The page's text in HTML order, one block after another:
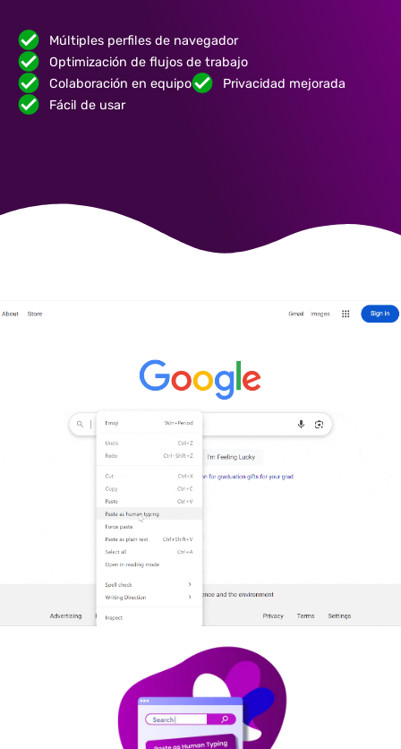
Múltiples perfiles de navegador
Optimización de flujos de trabajo
Colaboración en equipo
Privacidad mejorada
Fácil de usar